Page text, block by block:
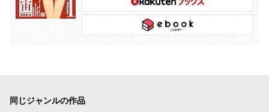
同じジャンルの作品